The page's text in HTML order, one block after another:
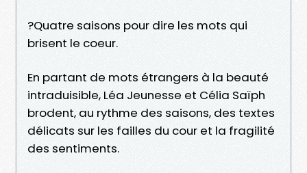
?Quatre saisons pour dire les mots qui
brisent le coeur.
En partant de mots étrangers à la beauté
intraduisible, Léa Jeunesse et Célia Saïph
brodent, au rythme des saisons, des textes
délicats sur les failles du cour et la fragilité
des sentiments.